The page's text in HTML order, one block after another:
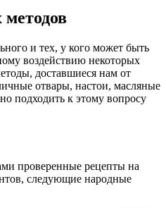
и тех, у кого может быть
воздействию некоторых
доставшиеся нам от
отвары, настои, масляные
подходить к этому вопросу
проверенные рецепты на
следующие народные